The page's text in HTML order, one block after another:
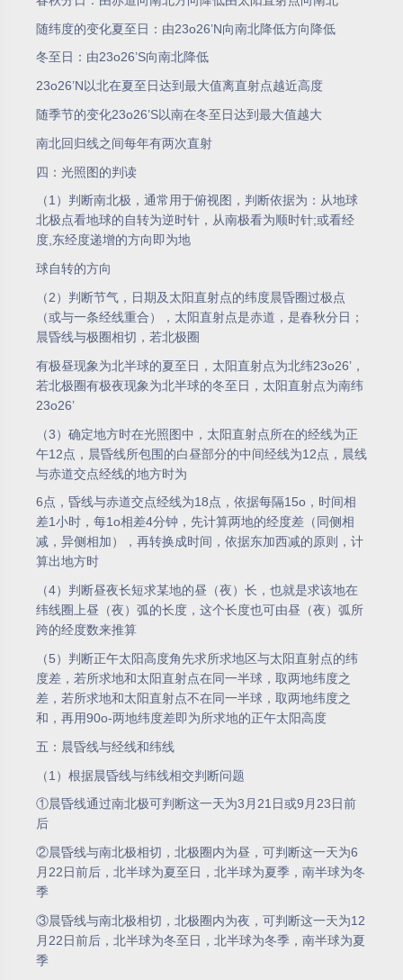
随纬度的变化夏至日：由23o26’N向南北降低方向降低
冬至日：由23o26’S向南北降低
23o26’N以北在夏至日达到最大值离直射点越近高度
随季节的变化23o26’S以南在冬至日达到最大值越大
南北回归线之间每年有两次直射
四：光照图的判读
（1）判断南北极，通常用于俯视图，判断依据为：从地球
北极点看地球的自转为逆时针，从南极看为顺时针;或看经
度,东经度递增的方向即为地
球自转的方向
（2）判断节气，日期及太阳直射点的纬度晨昏圈过极点
（或与一条经线重合），太阳直射点是赤道，是春秋分日；
晨昏线与极圈相切，若北极圈
有极昼现象为北半球的夏至日，太阳直射点为北纬23o26’，
若北极圈有极夜现象为北半球的冬至日，太阳直射点为南纬
23o26’
（3）确定地方时在光照图中，太阳直射点所在的经线为正
午12点，晨昏线所包围的白昼部分的中间经线为12点，晨线
与赤道交点经线的地方时为
6点，昏线与赤道交点经线为18点，依据每隔15o，时间相
差1小时，每1o相差4分钟，先计算两地的经度差（同侧相
减，异侧相加），再转换成时间，依据东加西减的原则，计
算出地方时
（4）判断昼夜长短求某地的昼（夜）长，也就是求该地在
纬线圈上昼（夜）弧的长度，这个长度也可由昼（夜）弧所
跨的经度数来推算
（5）判断正午太阳高度角先求所求地区与太阳直射点的纬
度差，若所求地和太阳直射点在同一半球，取两地纬度之
差，若所求地和太阳直射点不在同一半球，取两地纬度之
和，再用90o-两地纬度差即为所求地的正午太阳高度
五：晨昏线与经线和纬线
（1）根据晨昏线与纬线相交判断问题
①晨昏线通过南北极可判断这一天为3月21日或9月23日前
后
②晨昏线与南北极相切，北极圈内为昼，可判断这一天为6
月22日前后，北半球为夏至日，北半球为夏季，南半球为冬
季
③晨昏线与南北极相切，北极圈内为夜，可判断这一天为12
月22日前后，北半球为冬至日，北半球为冬季，南半球为夏
季